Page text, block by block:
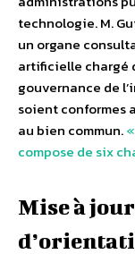
technologie. M.
un organe
artificielle chargé
gouvernance de
soient conformes
au bien commun.
compose de six
Mise à